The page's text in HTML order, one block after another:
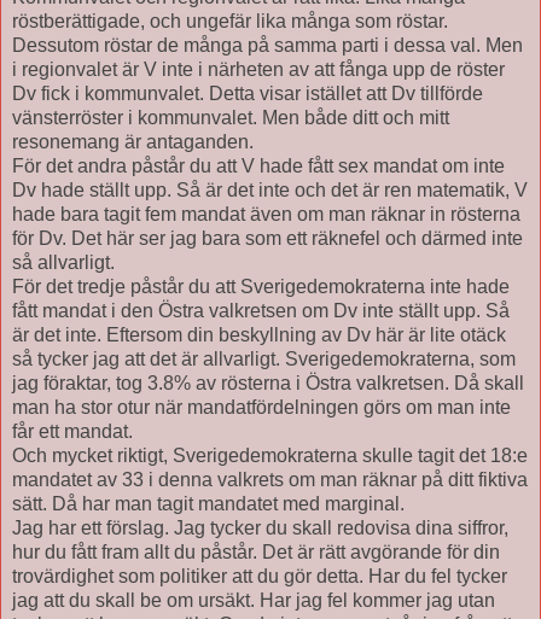
röstberättigade, och ungefär lika många som röstar.
Dessutom röstar de många på samma parti i dessa val. Men
i regionvalet är V inte i närheten av att fånga upp de röster
Dv fick i kommunvalet. Detta visar istället att Dv tillförde
vänsterröster i kommunvalet. Men både ditt och mitt
resonemang är antaganden.
För det andra påstår du att V hade fått sex mandat om inte
Dv hade ställt upp. Så är det inte och det är ren matematik, V
hade bara tagit fem mandat även om man räknar in rösterna
för Dv. Det här ser jag bara som ett räknefel och därmed inte
så allvarligt.
För det tredje påstår du att Sverigedemokraterna inte hade
fått mandat i den Östra valkretsen om Dv inte ställt upp. Så
är det inte. Eftersom din beskyllning av Dv här är lite otäck
så tycker jag att det är allvarligt. Sverigedemokraterna, som
jag föraktar, tog 3.8% av rösterna i Östra valkretsen. Då skall
man ha stor otur när mandatfördelningen görs om man inte
får ett mandat.
Och mycket riktigt, Sverigedemokraterna skulle tagit det 18:e
mandatet av 33 i denna valkrets om man räknar på ditt fiktiva
sätt. Då har man tagit mandatet med marginal.
Jag har ett förslag. Jag tycker du skall redovisa dina siffror,
hur du fått fram allt du påstår. Det är rätt avgörande för din
trovärdighet som politiker att du gör detta. Har du fel tycker
jag att du skall be om ursäkt. Har jag fel kommer jag utan